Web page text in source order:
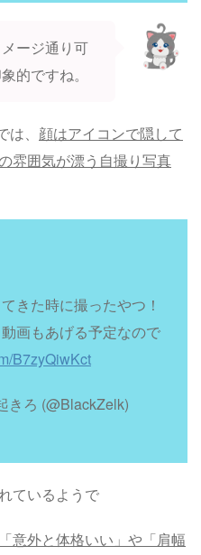
ージ通り可
的ですね。
、 顔はアイコンで隠して
雰囲気が漂う自撮り写真
きた時に撮ったやつ！
画もあげる予定なので
B7zyQiwKct
きろ (@BlackZelk)
ているようで
意外と体格いい」や「肩幅